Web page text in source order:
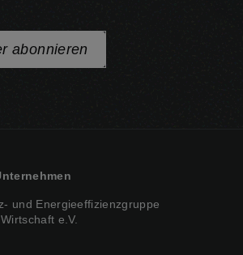
abonnieren
und Energieeffizienzgruppe
e.V.